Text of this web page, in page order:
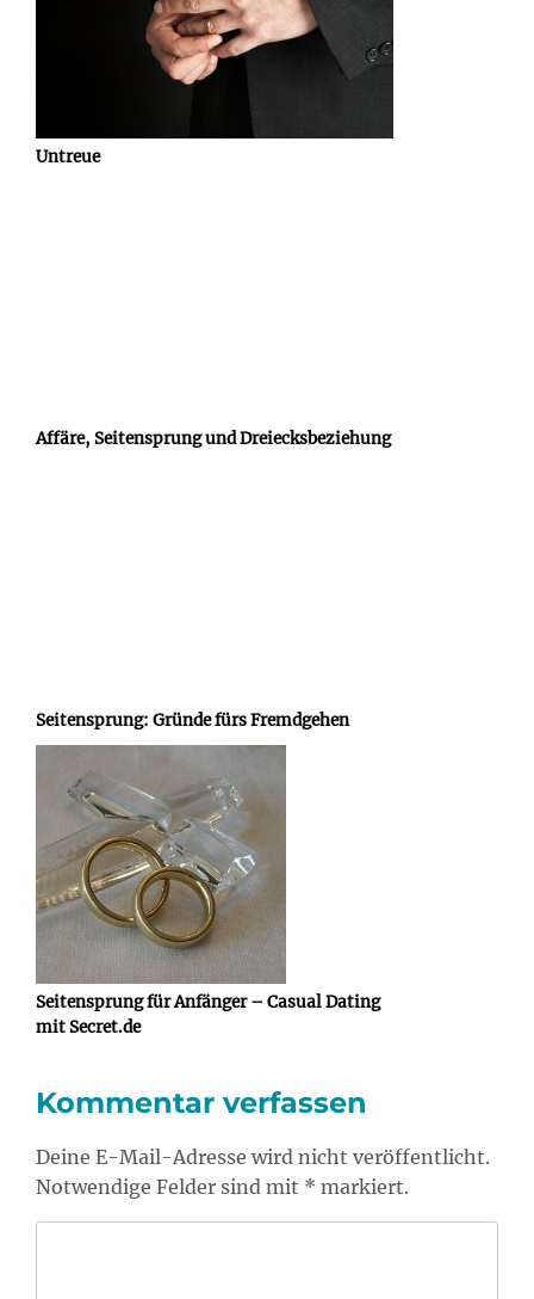
Untreue
Affäre, Seitensprung und Dreiecksbeziehung
Seitensprung: Gründe fürs Fremdgehen
Seitensprung für Anfänger – Casual Dating
mit Secret.de
Kommentar verfassen
Deine E-Mail-Adresse wird nicht veröffentlicht.
Notwendige Felder sind mit * markiert.